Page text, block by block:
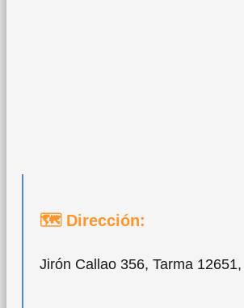
🗺 Dirección:
Jirón Callao 356, Tarma